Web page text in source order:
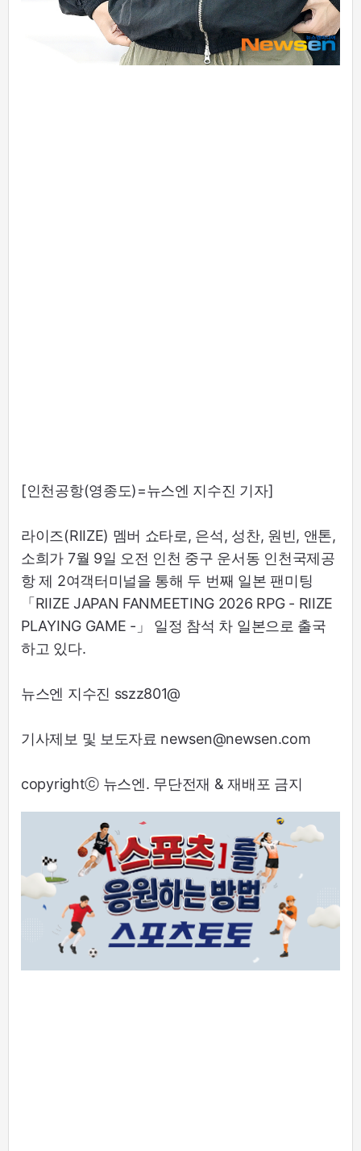
[인천공항(영종도)=뉴스엔 지수진 기자]
라이즈(RIIZE) 멤버 쇼타로, 은석, 성찬, 원빈, 앤톤,
소희가 7월 9일 오전 인천 중구 운서동 인천국제공
항 제 2여객터미널을 통해 두 번째 일본 팬미팅
「RIIZE JAPAN FANMEETING 2026 RPG - RIIZE
PLAYING GAME -」 일정 참석 차 일본으로 출국
하고 있다.
뉴스엔 지수진 sszz801@
기사제보 및 보도자료 newsen@newsen.com
copyrightⓒ 뉴스엔. 무단전재 & 재배포 금지